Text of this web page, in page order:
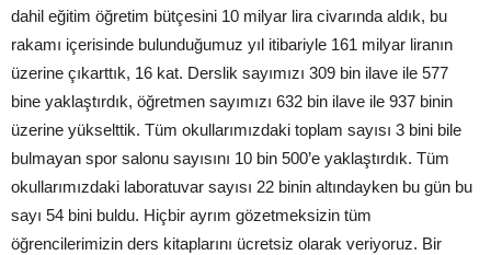
dahil eğitim öğretim bütçesini 10 milyar lira civarında aldık, bu
rakamı içerisinde bulunduğumuz yıl itibariyle 161 milyar liranın
üzerine çıkarttık, 16 kat. Derslik sayımızı 309 bin ilave ile 577
bine yaklaştırdık, öğretmen sayımızı 632 bin ilave ile 937 binin
üzerine yükselttik. Tüm okullarımızdaki toplam sayısı 3 bini bile
bulmayan spor salonu sayısını 10 bin 500’e yaklaştırdık. Tüm
okullarımızdaki laboratuvar sayısı 22 binin altındayken bu gün bu
sayı 54 bini buldu. Hiçbir ayrım gözetmeksizin tüm
öğrencilerimizin ders kitaplarını ücretsiz olarak veriyoruz. Bir